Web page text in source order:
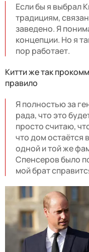
Если бы я выбрал
традициям,
заведено. Я
концепции. Но я
пор работает.
Китти же так
правило
Я полностью за
рада, что это
просто считаю,
что дом остаётся
одной и той же
Спенсеров было
мой брат